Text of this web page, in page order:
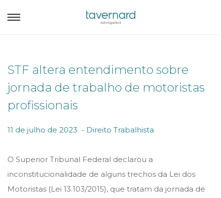
STF altera entendimento sobre
jornada de trabalho de motoristas
profissionais
P
s
t
e
11 de julho de 2023
d
e
j
. P
s
t
e
Direito Trabalhista
O Superior Tribunal Federal declarou a
inconstitucionalidade de alguns trechos da Lei dos
Motoristas (Lei 13.103/2015), que tratam da jornada de